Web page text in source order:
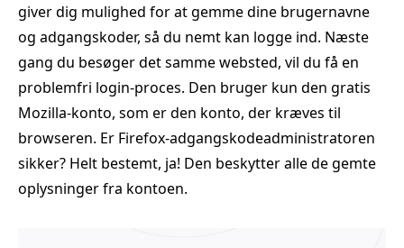
giver dig mulighed for at gemme dine brugernavne
og adgangskoder, så du nemt kan logge ind. Næste
gang du besøger det samme websted, vil du få en
problemfri login-proces. Den bruger kun den gratis
Mozilla-konto, som er den konto, der kræves til
browseren. Er Firefox‑adgangskodeadministratoren
sikker? Helt bestemt, ja! Den beskytter alle de gemte
oplysninger fra kontoen.